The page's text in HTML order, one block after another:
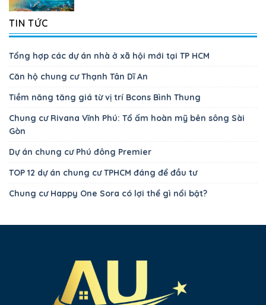
TIN TỨC
Tổng hợp các dự án nhà ở xã hội mới tại TP HCM
Căn hộ chung cư Thạnh Tân Dĩ An
Tiềm năng tăng giá từ vị trí Bcons Bình Thung
Chung cư Rivana Vĩnh Phú: Tổ ấm hoàn mỹ bên sông Sài
Gòn
Dự án chung cư Phú đông Premier
TOP 12 dự án chung cư TPHCM đáng để đầu tư
Chung cư Happy One Sora có lợi thể gì nổi bật?